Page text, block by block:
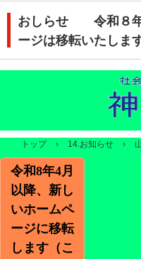
おしらせ 令和８年
ージは移転いたします
トップ › 14.お知らせ ›
令和8年4月
以降、新し
いホームペ
ージに移転
します（こ